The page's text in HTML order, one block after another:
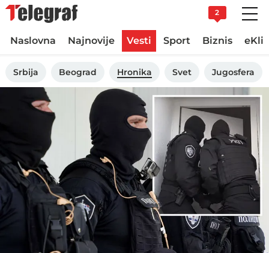
2
Naslovna Najnovije Vesti Sport Biznis
Srbija Beograd Hronika Svet Jugosfera